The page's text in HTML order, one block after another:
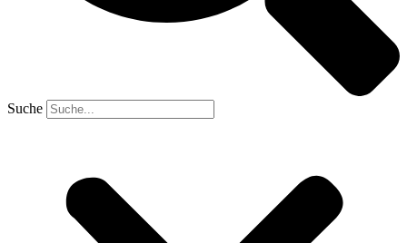
Suche